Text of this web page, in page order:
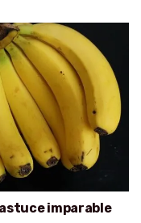
imparable